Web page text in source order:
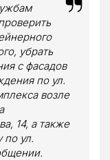
убрать
с фасадов
по ул.
возле
14, а также
по ул.